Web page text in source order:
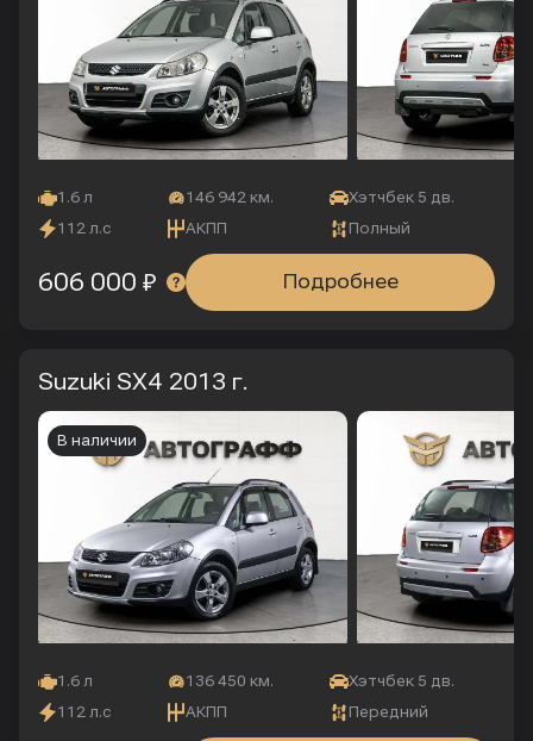
1.6 л 146 942 км.
Хэтчбек 5 дв.
112 л.с
АКПП Полный
Подробнее
606 000 ₽
Suzuki SX4 2013 г.
1.6 л 136 450 км.
Хэтчбек 5 дв.
112 л.с
АКПП Передний
В наличии